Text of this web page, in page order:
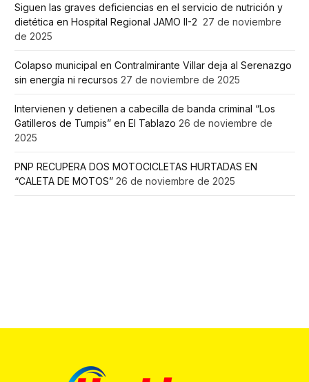
Siguen las graves deficiencias en el servicio de nutrición y
dietética en Hospital Regional JAMO II-2 27 de noviembre
de 2025
Colapso municipal en Contralmirante Villar deja al Serenazgo
sin energía ni recursos 27 de noviembre de 2025
Intervienen y detienen a cabecilla de banda criminal “Los
Gatilleros de Tumpis” en El Tablazo 26 de noviembre de
2025
PNP RECUPERA DOS MOTOCICLETAS HURTADAS EN
“CALETA DE MOTOS” 26 de noviembre de 2025